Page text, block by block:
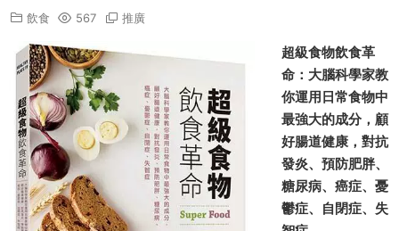
飲食 567 推廣
超級食物飲食革
命：大腦科學家教
你運用日常食物中
最強大的成分，顧
好腸道健康，對抗
發炎、預防肥胖、
糖尿病、癌症、憂
鬱症、自閉症、失